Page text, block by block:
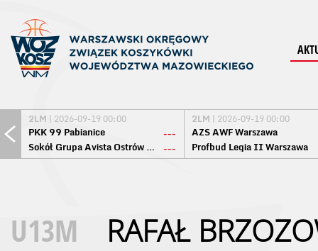
2LM | 2026-09-19 00:00
PKK 99 Pabianice
---
Sokół Grupa Avista Ostrów Maz. ---
2LM | 2026-09-19 00:00
AZS AWF Warszawa
Profbud Legia II Warszawa
U13M RAFAŁ